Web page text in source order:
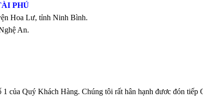
PHÚ
Hoa Lư, tỉnh Ninh Bình.
An.
của Quý Khách Hàng. Chúng tôi rất hân hạnh đươc đón tiếp